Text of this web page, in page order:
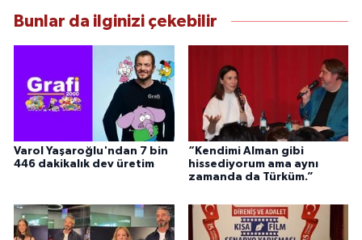
Bunlar da ilginizi çekebilir
Varol Yaşaroğlu'ndan 7 bin
446 dakikalık dev üretim
“Kendimi Alman gibi
hissediyorum ama aynı
zamanda da Türküm.”